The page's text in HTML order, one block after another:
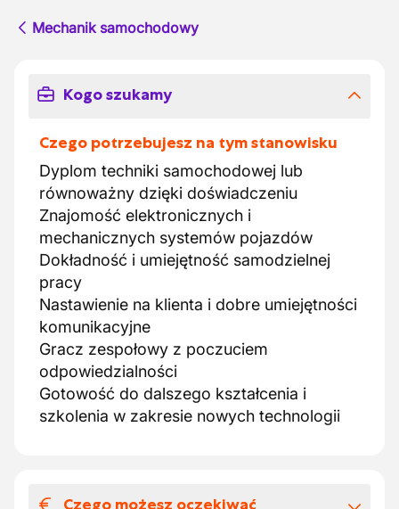
Mechanik samochodowy
Kogo szukamy
Czego potrzebujesz na tym stanowisku
Dyplom techniki samochodowej lub
równoważny dzięki doświadczeniu
Znajomość elektronicznych i
mechanicznych systemów pojazdów
Dokładność i umiejętność samodzielnej
pracy
Nastawienie na klienta i dobre umiejętności
komunikacyjne
Gracz zespołowy z poczuciem
odpowiedzialności
Gotowość do dalszego kształcenia i
szkolenia w zakresie nowych technologii
Czego możesz oczekiwać